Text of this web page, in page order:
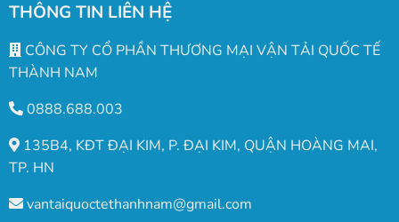
THÔNG TIN LIÊN HỆ
CÔNG TY CỔ PHẦN THƯƠNG MẠI VẬN TẢI QUỐC TẾ
THÀNH NAM
0888.688.003
135B4, KĐT ĐẠI KIM, P. ĐẠI KIM, QUẬN HOÀNG MAI,
TP. HN
vantaiquoctethanhnam@gmail.com